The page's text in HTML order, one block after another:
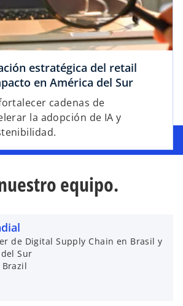
estratégica del retail
en América del Sur
cadenas de
la adopción de IA y
equipo.
de Digital Supply Chain en Brasil y
Sur
Brazil